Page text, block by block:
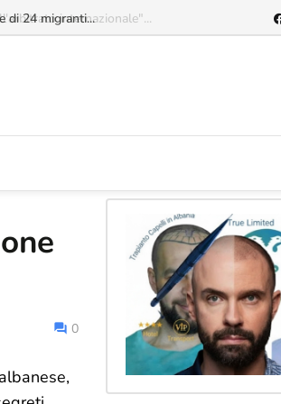
internazionale"...
0